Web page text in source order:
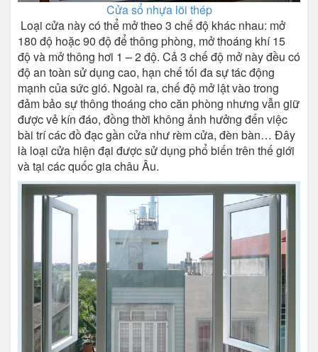
Cửa sổ nhựa lõi thép
Loại cửa này có thể mở theo 3 chế độ khác nhau: mở
180 độ hoặc 90 độ để thông phòng, mở thoáng khí 15
độ và mở thông hơi 1 – 2 độ. Cả 3 chế độ mở này đều có
độ an toàn sử dụng cao, hạn chế tối đa sự tác động
mạnh của sức gió. Ngoài ra, chế độ mở lật vào trong
đảm bảo sự thông thoáng cho căn phòng nhưng vẫn giữ
được vẻ kín đáo, đồng thời không ảnh hưởng đến việc
bài trí các đồ đạc gần cửa như rèm cửa, đèn bàn… Đây
là loại cửa hiện đại được sử dụng phổ biến trên thế giới
và tại các quốc gia châu Âu.